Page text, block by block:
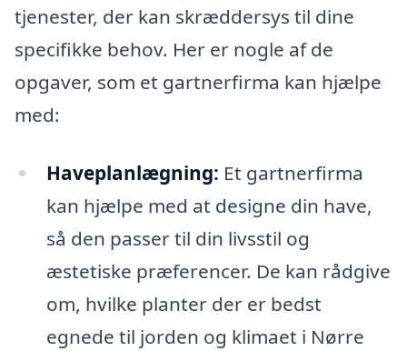
tjenester, der kan skræddersys til dine
specifikke behov. Her er nogle af de
opgaver, som et gartnerfirma kan hjælpe
med:
Haveplanlægning: Et gartnerfirma
kan hjælpe med at designe din have,
så den passer til din livsstil og
æstetiske præferencer. De kan rådgive
om, hvilke planter der er bedst
egnede til jorden og klimaet i Nørre